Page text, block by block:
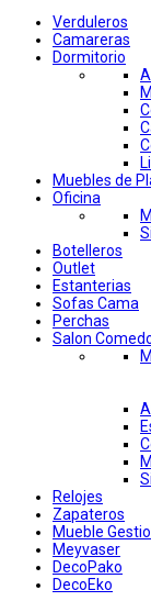
Verduleros
Camareras
Dormitorio
Muebles de
Oficina
Botelleros
Outlet
Estanterias
Sofas Cama
Perchas
Salon
Relojes
Zapateros
Mueble
Meyvaser
DecoPako
DecoEko